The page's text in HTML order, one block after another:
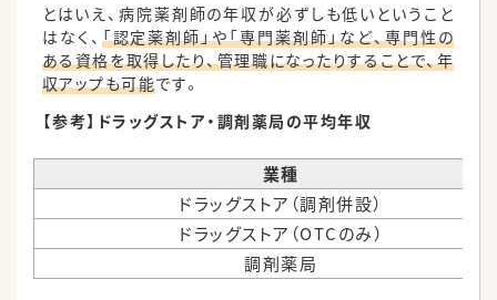
とはいえ、病院薬剤師の年収が必ずしも低いということ
はなく、 「認定薬剤師」や「専門薬剤師」など、専門性の
ある資格を取得したり、管理職になったりすることで、年
収アップも可能です。
【参考】ドラッグストア・調剤薬局の平均年収
業種
ドラッグストア（調剤併設）
ドラッグストア（OTCのみ）
調剤薬局